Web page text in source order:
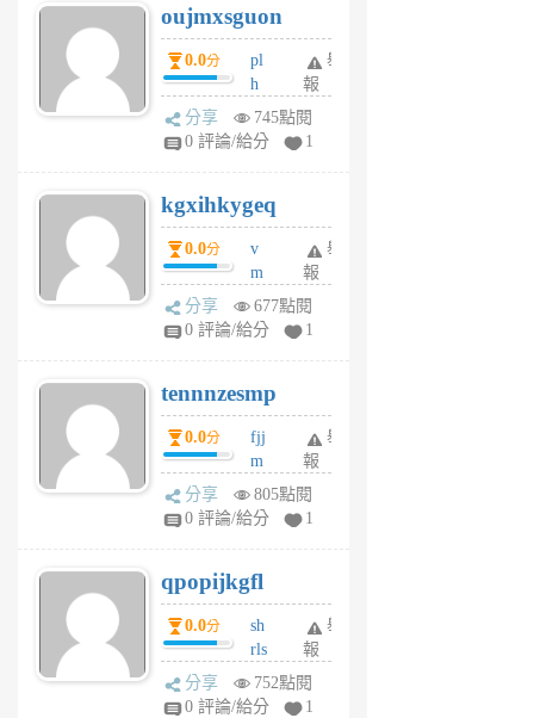
個
月
前
個
月
前
oujmxsguon
0.0分
pl
h
wi
w
6
個
月
前
舉
報
分享
745點閱
0 評論/給分
1
kgxihkygeq
0.0分
v
m
sg
sr
6
個
月
前
舉
報
分享
677點閱
0 評論/給分
1
tennnzesmp
0.0分
fjj
m
w
rs
6
個
月
前
舉
報
分享
805點閱
0 評論/給分
1
qpopijkgfl
0.0分
sh
rls
k
m
舉
報
分享
752點閱
0 評論/給分
1